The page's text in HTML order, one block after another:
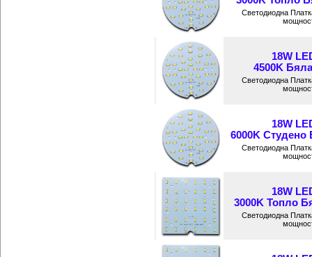
Светодиодна
18W
4500K
Светодиодна
18W
6000K Студено
Светодиодна
18W
3000K Топло
Светодиодна